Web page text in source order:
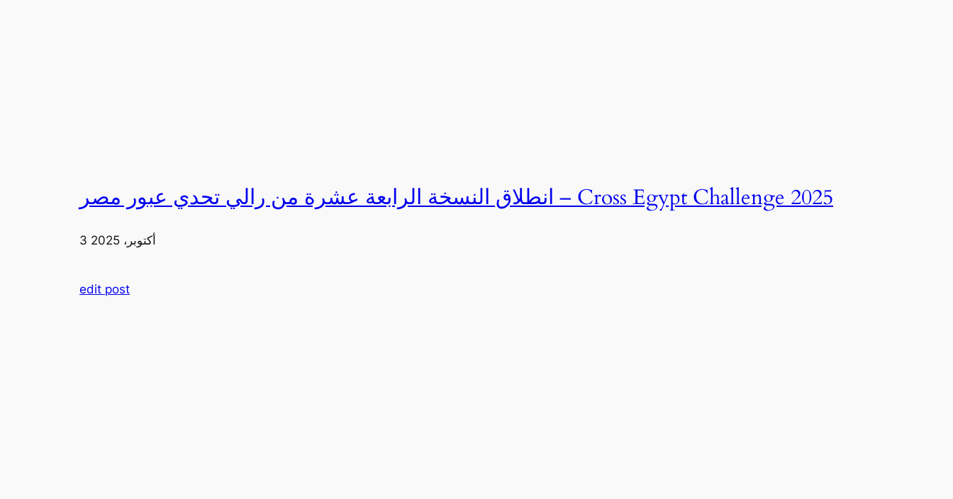
انطلاق النسخة الرابعة عشرة من رالي تحدي عبور مصر – Cross Egypt Challenge 2025
3 أكتوبر، 2025
edit post